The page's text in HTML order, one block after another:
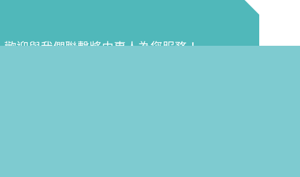
迎與我們聯繫將由專人為您服務！